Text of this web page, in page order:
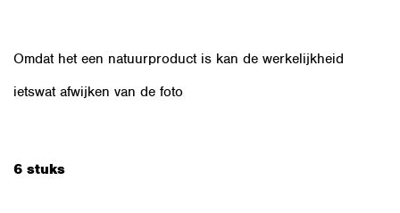
Omdat het een natuurproduct is kan de werkelijkheid
ietswat afwijken van de foto
6 stuks